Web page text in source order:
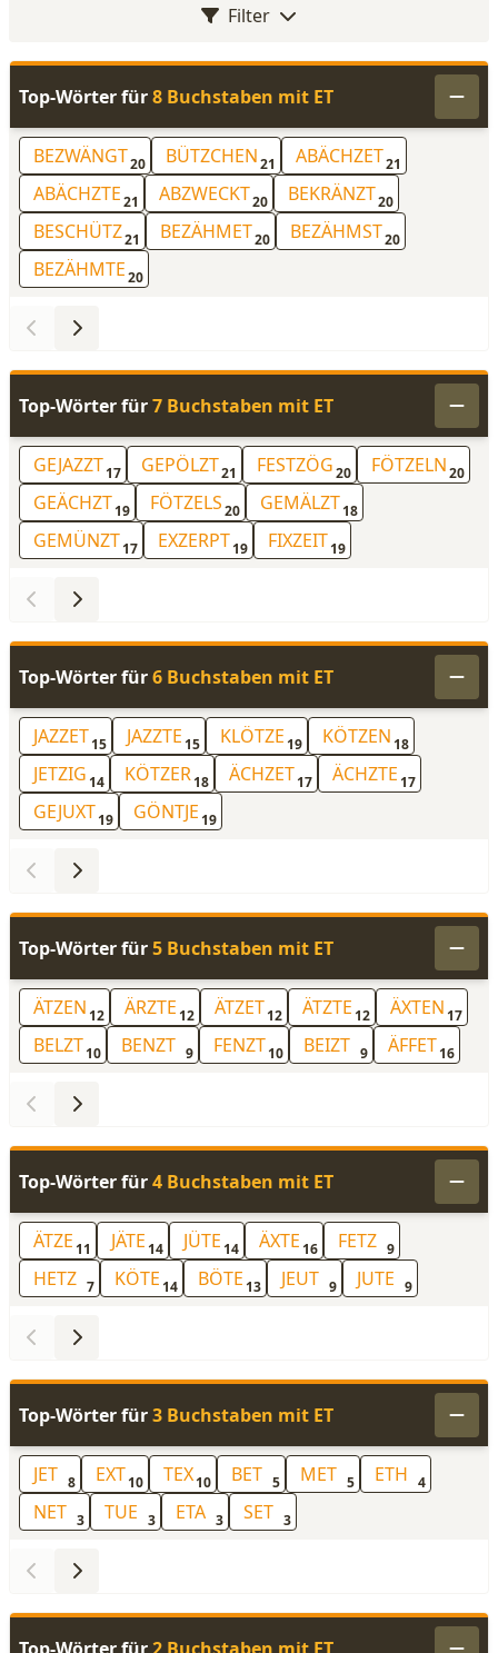
Filter
Top-Wörter für8 Buchstaben mit ET
BEZWÄNGT20 BÜTZCHEN21 ABÄCHZET21
ABÄCHZTE21 ABZWECKT20 BEKRÄNZT20
BESCHÜTZ21 BEZÄHMET20 BEZÄHMST20
BEZÄHMTE20
Top-Wörter für7 Buchstaben mit ET
GEJAZZT17 GEPÖLZT21 FESTZÖG20 FÖTZELN20
GEÄCHZT19 FÖTZELS20 GEMÄLZT18
GEMÜNZT17 EXZERPT19 FIXZEIT19
Top-Wörter für6 Buchstaben mit ET
JAZZET15 JAZZTE 15 KLÖTZE 19 KÖTZEN 18
JETZIG 14 KÖTZER18 ÄCHZET17 ÄCHZTE 17
GEJUXT19 GÖNTJE 19
Top-Wörter für5 Buchstaben mit ET
ÄTZEN 12 ÄRZTE 12 ÄTZET12 ÄTZTE 12 ÄXTEN 17
BELZT10 BENZT 9 FENZT10 BEIZT 9 ÄFFET16
Top-Wörter für4 Buchstaben mit ET
ÄTZE 11 JÄTE 14 JÜTE 14 ÄXTE 16 FETZ 9
HETZ 7 KÖTE 14 BÖTE 13 JEUT 9 JUTE 9
Top-Wörter für3 Buchstaben mit ET
JET 8 EXT10 TEX10 BET 5 MET 5 ETH 4
NET 3 TUE 3 ETA 3 SET 3